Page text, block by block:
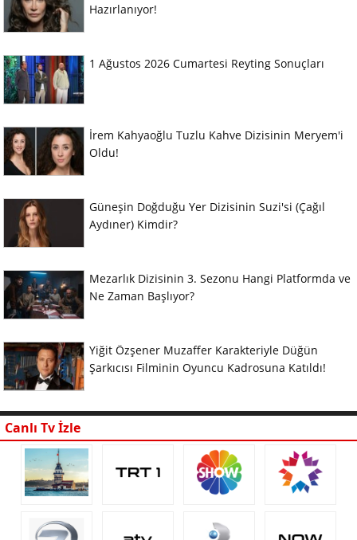
Hazırlanıyor!
1 Ağustos 2026 Cumartesi Reyting Sonuçları
İrem Kahyaoğlu Tuzlu Kahve Dizisinin Meryem'i
Oldu!
Güneşin Doğduğu Yer Dizisinin Suzi'si (Çağıl
Aydıner) Kimdir?
Mezarlık Dizisinin 3. Sezonu Hangi Platformda ve
Ne Zaman Başlıyor?
Yiğit Özşener Muzaffer Karakteriyle Düğün
Şarkıcısı Filminin Oyuncu Kadrosuna Katıldı!
Canlı Tv İzle